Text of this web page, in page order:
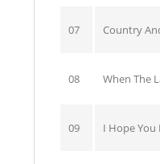
07 Country
08 When The
09 I Hope You